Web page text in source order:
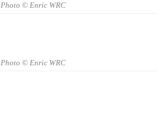
Photo © Enric WRC
Photo © Enric WRC